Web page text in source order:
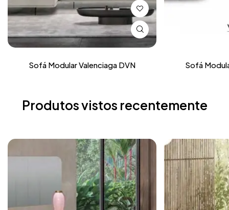
Sofá Modular Valenciaga DVN Sofá
Produtos vistos recentemente